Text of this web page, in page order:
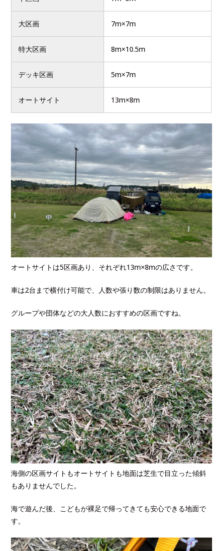
大区画 7m×7m
特大区画 8m×10.5m
デッキ区画 5m×7m
オートサイト 13m×8m
オートサイトは5区画あり、それぞれ13m×8mの広さです。
車は2台まで横付け可能で、人数や張り数の制限はありません。
グループや団体などの大人数におすすめの区画ですね。
海側の区画サイトもオートサイトも地面は芝生で目立った傾斜
もありませんでした。
海で遊んだ後、こどもが裸足で帰ってきても安心できる地面で
す。